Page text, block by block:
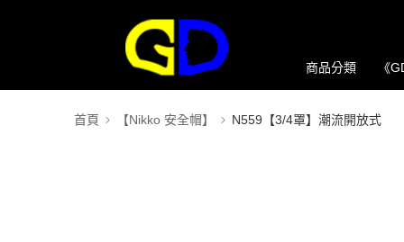
商品分類 《
首頁 【Nikko 安全帽】 N559【3/4罩】潮流開放式